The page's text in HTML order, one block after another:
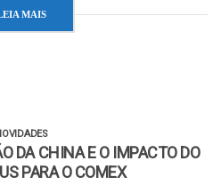
MAIS
DA CHINA E O IMPACTO DO
PARA O COMEX